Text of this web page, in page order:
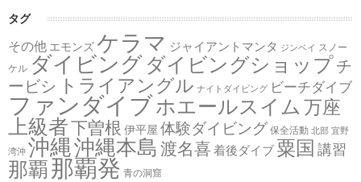
タグ
その他 エモンズ ケラマ ジャイアントマンタ ジンベイ スノー
ケル ダイビング ダイビングショップチ
ービシ トライアングル ナイトダイビング ビーチダイブ
ファンダイブホエールスイム 万座
上級者下曽根 伊平屋 体験ダイビング 保全活動 北部 宜野
湾沖 沖縄沖縄本島 渡名喜 着後ダイブ 粟国 講習
那覇 那覇発 青の洞窟